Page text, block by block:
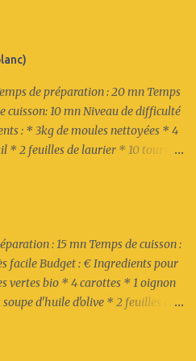
de préparation : 20 mn Temps
cuisson: 10 mn Niveau de difficulté
: * 3kg de moules nettoyées * 4
* 2 feuilles de laurier * 10 tours du
un film plastique et cuire au
puis les moules. Recouvrir et
moules peuvent ainsi prendre
minute à couvert à feu vif.
du couvercle, les moules sont
: 15 mn Temps de cuisson :
facile Budget : € Ingredients pour
vertes bio * 4 carottes * 1 oignon
d'huile d'olive * 2 feuilles de